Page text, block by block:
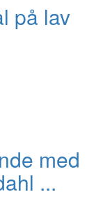
på lav
med
...